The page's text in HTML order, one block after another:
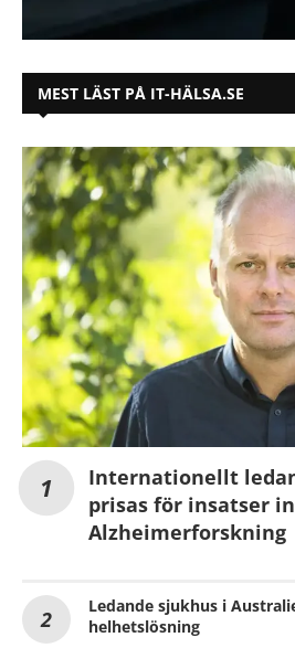
MEST LÄST PÅ IT-HÄLSA.SE
Internationellt
prisas för insatser
Alzheimerforskning
Ledande sjukhus i
helhetslösning